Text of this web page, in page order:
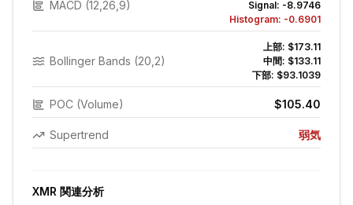
MACD (12,26,9) Signal: -8.9746
Histogram: -0.6901
Bollinger Bands (20,2)
上部: $173.11
中間: $133.11
下部: $93.1039
POC (Volume) $105.40
Supertrend 弱気
XMR 関連分析